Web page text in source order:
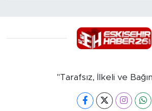
"Tarafsız, İlkeli ve